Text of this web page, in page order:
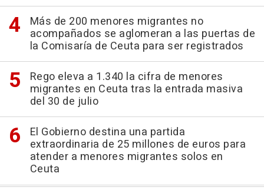
Más de 200 menores migrantes no
acompañados se aglomeran a las puertas de
la Comisaría de Ceuta para ser registrados
Rego eleva a 1.340 la cifra de menores
migrantes en Ceuta tras la entrada masiva
del 30 de julio
El Gobierno destina una partida
extraordinaria de 25 millones de euros para
atender a menores migrantes solos en
Ceuta